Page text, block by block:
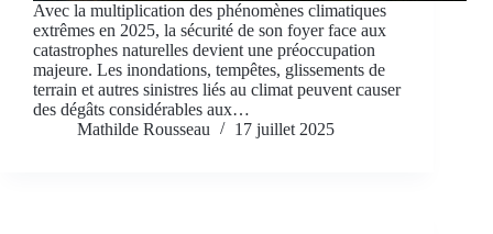
Avec la multiplication des phénomènes climatiques
extrêmes en 2025, la sécurité de son foyer face aux
catastrophes naturelles devient une préoccupation
majeure. Les inondations, tempêtes, glissements de
terrain et autres sinistres liés au climat peuvent causer
des dégâts considérables aux…
Mathilde Rousseau
17 juillet 2025